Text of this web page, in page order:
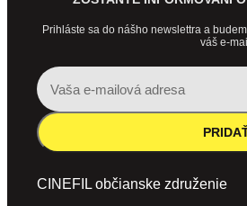
Prihláste sa do nášho newslettra a
váš e-
CINEFIL občianske združenie